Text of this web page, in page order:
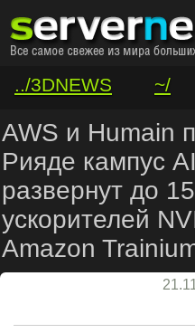
../3DNEWS ~/
/VAR/CONTACT
AWS и Humain
Рияде кампус
развернут до
ускорителей
Amazon